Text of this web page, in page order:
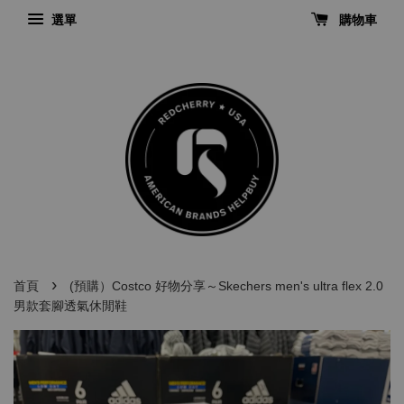
選單 購物車
首頁 ›
(預購）Costco 好物分享～Skechers men's ultra flex 2.0
男款套腳透氣休閒鞋